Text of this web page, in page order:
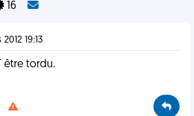
16
19:13
être tordu.